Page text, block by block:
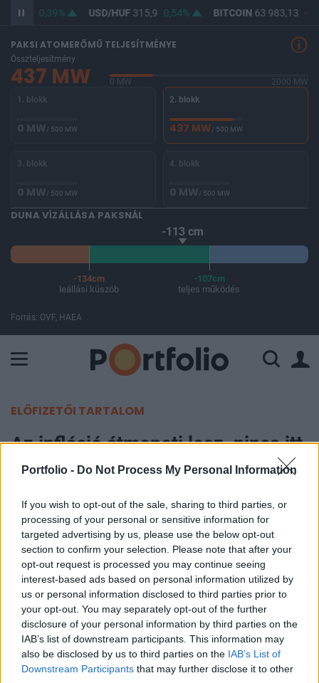
Portfolio - Do Not Process My Personal Information
If you wish to opt-out of the sale, sharing to third parties, or
processing of your personal or sensitive information for
targeted advertising by us, please use the below opt-out
section to confirm your selection. Please note that after your
opt-out request is processed you may continue seeing
interest-based ads based on personal information utilized by
us or personal information disclosed to third parties prior to
your opt-out. You may separately opt-out of the further
disclosure of your personal information by third parties on the
IAB’s list of downstream participants. This information may
also be disclosed by us to third parties on the IAB’s List of
Downstream Participants that may further disclose it to other
364,59 0,39% USD/HUF315,9 0,54% BITCOIN63 983,13 -
PAKSI ATOMERŐMŰ TELJESÍTMÉNYE
Összteljesítmény
437 MW 0 MW
2000 MW
1. blokk
0 MW/ 500 MW
2. blokk
437 MW/ 500 MW
3. blokk
0 MW/ 500 MW
4. blokk
0 MW/ 500 MW
DUNA VÍZÁLLÁSA PAKSNÁL
-113 cm
-134cm
leállási küszöb
-107cm
teljes működés
Forrás: OVF, HAEA
ELŐFIZETŐI TARTALOM
Az infláció átmeneti lesz, nincs itt
semmi látnivaló - mondja a
Portfolio
2021. december 09. 09:49
Az inflációs nyomás a világban átmeneti, és amint
enyhülni fog a kínálati oldali nyomás, az infláció
mérséklődhet - mondta Anthony Scaramucci, a
SkyBridge Capital alapítója és vezetője.
Scaramucci szerint a jelenlegi áremelkedés nem lesz tartós,